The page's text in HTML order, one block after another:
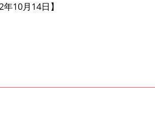
10月14日】